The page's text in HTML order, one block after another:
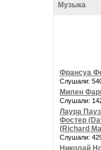
Музыка
Франсуа
Слушали:
Милен
Слушали:
Лаура
Фостер
(Richard
Слушали:
Николай